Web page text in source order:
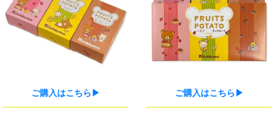
ご購入はこちら▶ ご購入はこちら▶